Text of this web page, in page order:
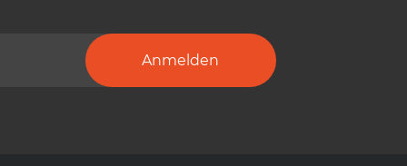
Anmelden